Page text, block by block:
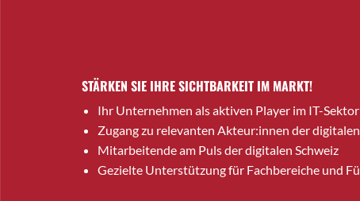
STÄRKEN SIE IHRE SICHTBARKEIT IM MARKT!
Ihr Unternehmen als aktiven Player im IT-Sektor
Zugang zu relevanten Akteur:innen der
Mitarbeitende am Puls der digitalen Schweiz
Gezielte Unterstützung für Fachbereiche und